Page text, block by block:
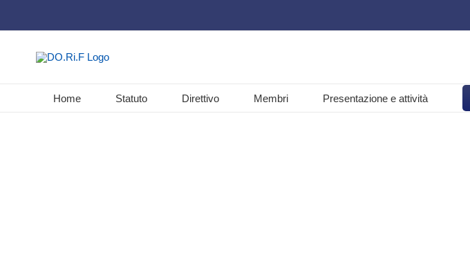
al
Home Statuto Direttivo Membri Presentazione e attività